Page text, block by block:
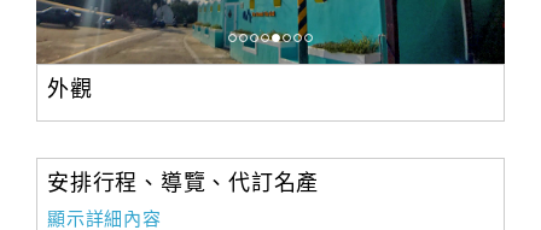
外觀
安排行程、導覽、代訂名產
顯示詳細內容